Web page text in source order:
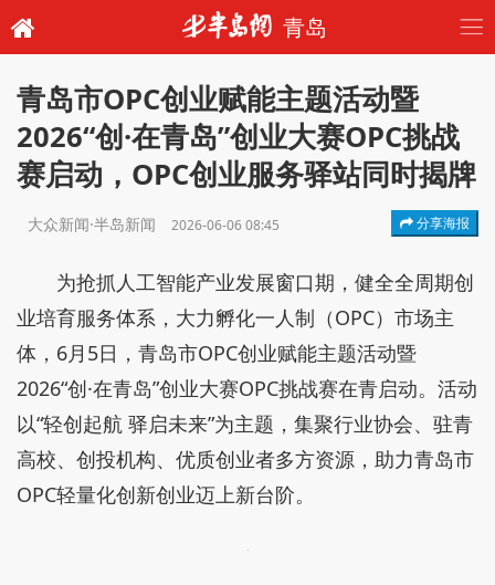
青岛
青岛市OPC创业赋能主题活动暨
2026“创·在青岛”创业大赛OPC挑战
赛启动，OPC创业服务驿站同时揭牌
大众新闻·半岛新闻 2026-06-06 08:45 分享海报
为抢抓人工智能产业发展窗口期，健全全周期创
业培育服务体系，大力孵化一人制（OPC）市场主
体，6月5日，青岛市OPC创业赋能主题活动暨
2026“创·在青岛”创业大赛OPC挑战赛在青启动。活动
以“轻创起航 驿启未来”为主题，集聚行业协会、驻青
高校、创投机构、优质创业者多方资源，助力青岛市
OPC轻量化创新创业迈上新台阶。